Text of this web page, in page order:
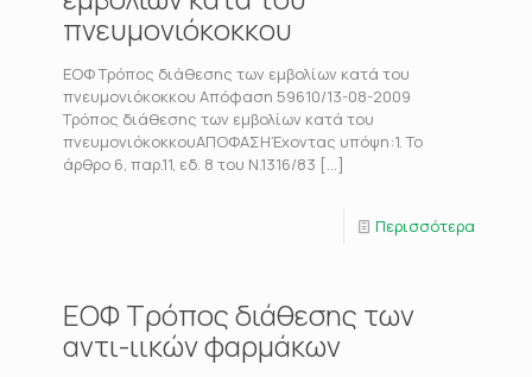
πνευμονιόκoκκου
ΕΟΦ Τρόπος διάθεσης των εμβολίων κατά του
πνευμονιόκoκκου Απόφαση 59610/13-08-2009
Τρόπος διάθεσης των εμβολίων κατά του
πνευμονιόκοκκουΑΠΟΦΑΣΗΈχοντας υπόψη:1. Το
άρθρο 6, παρ.11, εδ. 8 του Ν.1316/83 […]
Περισσότερα
ΕΟΦ Τρόπος διάθεσης των
αντι-ιικών φαρμάκων